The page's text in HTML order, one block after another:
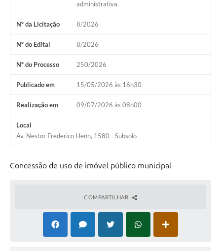
administrativa.
Nº da Licitação 8/2026
Nº do Edital 8/2026
Nº do Processo 250/2026
Publicado em 15/05/2026 às 16h30
Realização em 09/07/2026 às 08h00
Local
Av. Nestor Frederico Henn, 1580 - Subsolo
Concessão de uso de imóvel público municipal
COMPARTILHAR